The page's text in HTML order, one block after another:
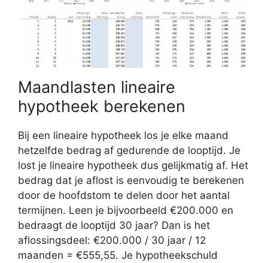
Maandlasten lineaire
hypotheek berekenen
Bij een lineaire hypotheek los je elke maand
hetzelfde bedrag af gedurende de looptijd. Je
lost je lineaire hypotheek dus gelijkmatig af. Het
bedrag dat je aflost is eenvoudig te berekenen
door de hoofdstom te delen door het aantal
termijnen. Leen je bijvoorbeeld €200.000 en
bedraagt de looptijd 30 jaar? Dan is het
aflossingsdeel: €200.000 / 30 jaar / 12
maanden = €555,55. Je hypotheekschuld